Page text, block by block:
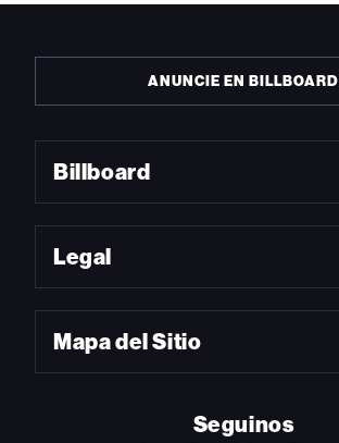
ANUNCIE EN BILLBOARD
Billboard
Legal
Mapa del Sitio
Seguinos